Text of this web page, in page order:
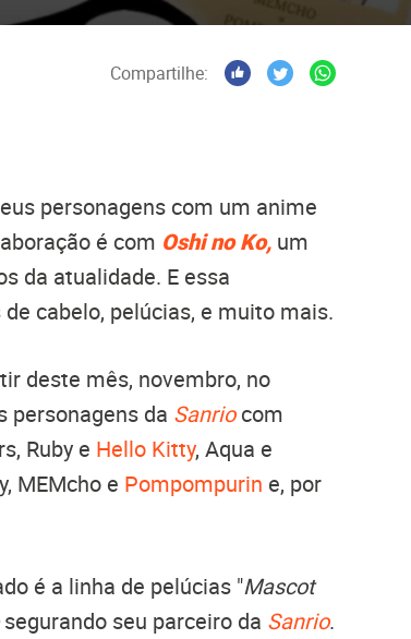
Compartilhe:
personagens com um anime
é com Oshi no Ko, um
da atualidade. E essa
cabelo, pelúcias, e muito mais.
deste mês, novembro, no
personagens da Sanriocom
Ruby e Hello Kitty, Aqua e
MEMcho e Pompompurin e, por
é a linha de pelúcias "Mascot
segurando seu parceiro da Sanrio.